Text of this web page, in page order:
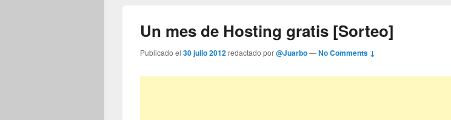
Un mes de Hosting gratis [Sorteo]
Publicado el30 julio 2012redactado por@Juarbo—No Comments ↓